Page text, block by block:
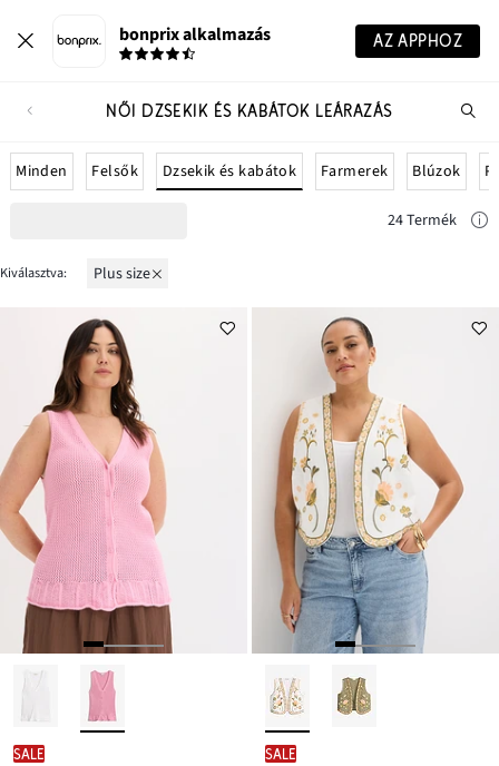
bonprix alkalmazás AZ APPHOZ
NŐI DZSEKIK ÉS KABÁTOK LEÁRAZÁS
Minden Felsők Dzsekik és kabátok Farmerek Blúzok
24 Termék
Kiválasztva: Plus size
SALE SALE